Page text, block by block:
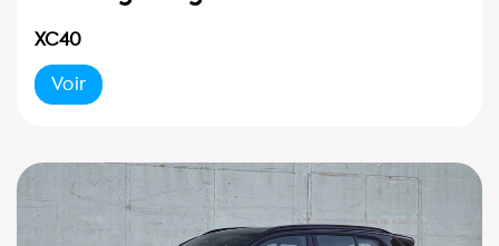
XC40
Voir